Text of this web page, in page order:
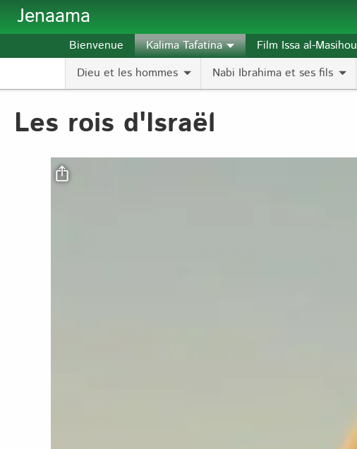
Aller au contenu principal
Jenaama
Bienvenue
Kalima Tafatina
Dieu et les hommes
Nabi Ibrahima et ses fils
Film Issa al-Masihou
Les rois d'Israël
Fichier vidéo